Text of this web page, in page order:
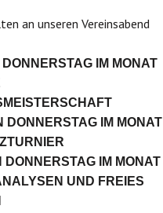
an unseren Vereinsabend
IM MONAT
DONNERSTAG IM MONAT
DONNERSTAG IM MONAT
UND FREIES